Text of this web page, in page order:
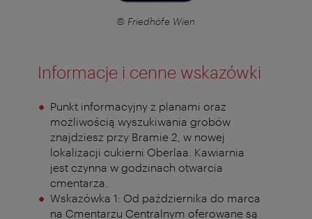
© Friedhöfe Wien
Informacje i cenne wskazówki
Punkt informacyjny z planami oraz
możliwością wyszukiwania grobów
znajdziesz przy Bramie 2, w nowej
lokalizacji cukierni Oberlaa. Kawiarnia
jest czynna w godzinach otwarcia
cmentarza.
Wskazówka 1: Od października do marca
na Cmentarzu Centralnym oferowane są